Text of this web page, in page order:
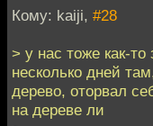
Кому: kaiji, #28
> у нас тоже как-то
несколько дней
дерево, оторвал
на дереве ли